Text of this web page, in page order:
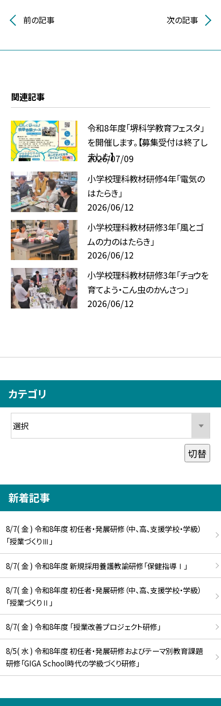
前の記事 次の記事
関連記事
令和8年度「堺科学教育フェスタ」
を開催します。【募集受付は終了し
ました】
2026/07/09
小学校理科教材研修4年「電気の
はたらき」
2026/06/12
小学校理科教材研修3年「風とゴ
ムの力のはたらき」
2026/06/12
小学校理科教材研修3年「チョウを
育てよう・こん虫のかんさつ」
2026/06/12
カテゴリ
切替
新着記事
8/7( 金 ) 令和8年度 初任者・発展研修（中、高、支援学校・学級）
「授業づくりⅢ」
8/7( 金 ) 令和8年度 新規採用養護教諭研修「保健指導Ⅰ」
8/7( 金 ) 令和8年度 初任者・発展研修（中、高、支援学校・学級）
「授業づくりⅡ」
8/7( 金 ) 令和8年度 「授業改善プロジェクト研修」
8/5( 水 ) 令和8年度 初任者・発展研修およびテーマ別教育課題
研修「GIGA School時代の学級づくり研修」